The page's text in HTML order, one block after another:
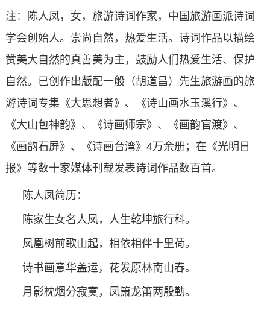
注：
陈人凤，女，旅游诗词作家，中国旅游画派诗词
学会创始人。崇尚自然，热爱生活。诗词作品以描绘
赞美大自然的真善美为主，鼓励人们热爱生活、保护
自然。已创作出版配一般（胡道昌）先生旅游画的旅
游诗词专集《大思想者》、《诗山画水玉溪行》、
《大山包神韵》、《诗画师宗》、《画韵官渡》、
《画韵石屏》、《诗画台湾》4万余册；在《光明日
报》等数十家媒体刊载发表诗词作品数百首。
陈人凤简历：
陈家生女名人凤，人生乾坤旅行科。
凤凰树前歌山起，相依相伴十里荷。
诗书画意华盖运，花发原林南山春。
月影枕烟分寂寞，凤箫龙笛两殷勤。